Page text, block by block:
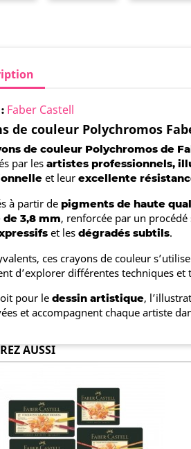
Faber Castell
de couleur Polychromos
de couleur Polychromos de
par les artistes professionnels,
et leur excellente
à partir de pigments de haute
de 3,8 mm, renforcée par un
et les dégradés subtils.
ces crayons de couleur
d’explorer différentes techniques
pour le dessin artistique,
et accompagnent chaque artiste
AUSSI